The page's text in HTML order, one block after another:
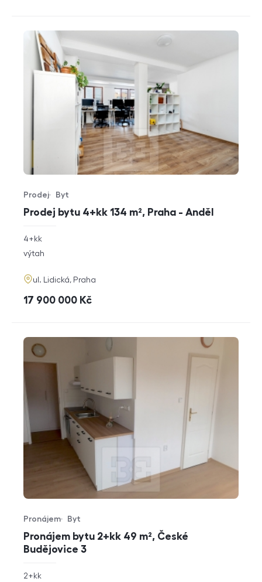
Prodej bytu 4+kk 134 m², Praha - Anděl
Typ nabídky
Prodej
Typ nemovitosti
Byt
rozměry
dispozice
4+kk
funkce
výtah
adresa
ul. Lidická, Praha
cena
17 900 000 Kč
Pronájem bytu 2+kk 49 m², České
Budějovice 3
Typ nabídky
Pronájem
Typ nemovitosti
Byt
rozměry
2+kk